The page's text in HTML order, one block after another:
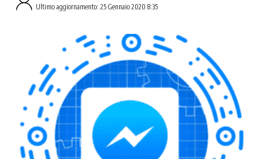
Ultimo aggiornamento: 25 Gennaio 2020 8:35